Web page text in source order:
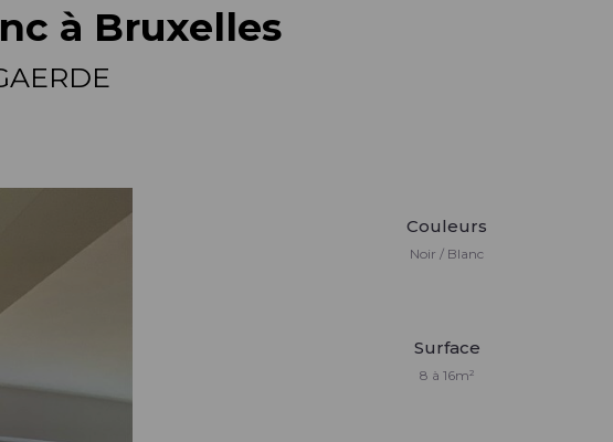
à Bruxelles
Couleurs
Noir / Blanc
Surface
8 à 16m²